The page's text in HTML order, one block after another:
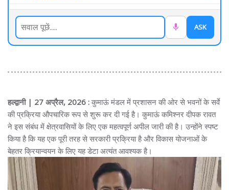
ASK
हल्द्वानी | 27 अप्रैल, 2026 : कुमाऊं मंडल में प्रशासन की ओर से भवनों के सर्वे
की प्रक्रिया औपचारिक रूप से शुरू कर दी गई है। कुमाऊं कमिश्नर दीपक रावत
ने इस संबंध में क्षेत्रवासियों के लिए एक महत्वपूर्ण अपील जारी की है। उन्होंने स्पष्ट
किया है कि यह एक पूरी तरह से सरकारी प्रक्रिया है और विकास योजनाओं के
बेहतर क्रियान्वयन के लिए यह डेटा अत्यंत आवश्यक है।